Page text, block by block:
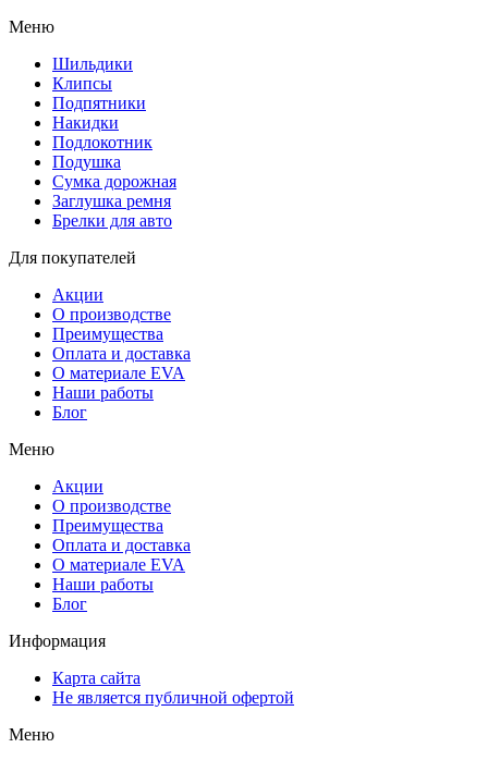
Меню
Шильдики
Клипсы
Подпятники
Накидки
Подлокотник
Подушка
Сумка дорожная
Заглушка ремня
Брелки для авто
Для покупателей
Акции
О производстве
Преимущества
Оплата и доставка
О материале EVA
Наши работы
Блог
Меню
Акции
О производстве
Преимущества
Оплата и доставка
О материале EVA
Наши работы
Блог
Информация
Карта сайта
Не является публичной офертой
Меню